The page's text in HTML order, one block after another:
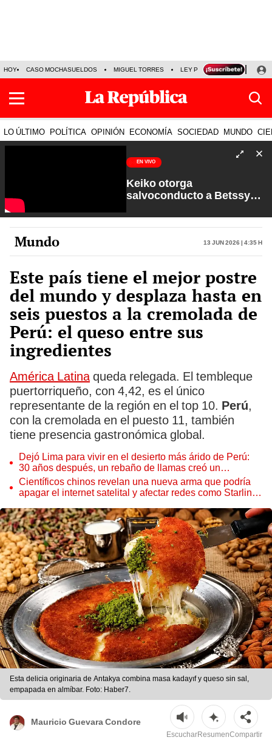
HOY CASO MOCHASUELDOS MIGUEL TORRES LEY PULPÍN PRECIO DEL
LO ÚLTIMO POLÍTICA OPINIÓN ECONOMÍA SOCIEDAD MUNDO
EN VIVO
Keiko otorga
salvoconducto a Betssy
Petroperú | Sin Guion con
Rosa María Palacios
Mundo 13 Jun 2026 | 4:35 h
Este país tiene el mejor postre
del mundo y desplaza hasta en
seis puestos a la cremolada de
Perú: el queso entre sus
ingredientes
América Latinaqueda relegada. El tembleque
puertorriqueño, con 4,42, es el único
representante de la región en el top 10. Perú,
con la cremolada en el puesto 11, también
tiene presencia gastronómica global.
Dejó Lima para vivir en el desierto más árido de Perú:
30 años después, un rebaño de llamas creó un
sorprendente ecosistema
Científicos chinos revelan una nueva arma que podría
apagar el internet satelital y afectar redes como Starlink
Esta delicia originaria de Antakya combina masa kadayıf y queso sin sal,
empapada en almíbar. Foto: Haber7.
Mauricio Guevara Condore
EscucharResumenCompartir